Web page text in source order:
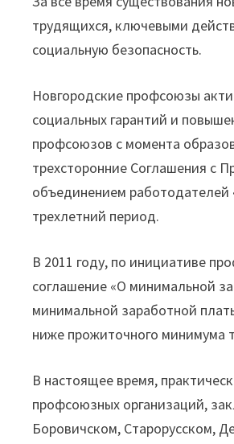
трудящихся, ключевыми
социальную безопасность.
Новгородские профсоюзы
социальных гарантий и
профсоюзов с момента
трехсторонние Соглашения с
объединением
трехлетний период.
В 2011 году, по инициативе
соглашение «О минимальной
минимальной заработной
ниже прожиточного минимума
В настоящее время,
профсоюзных организаций,
Боровичском, Старорусском,